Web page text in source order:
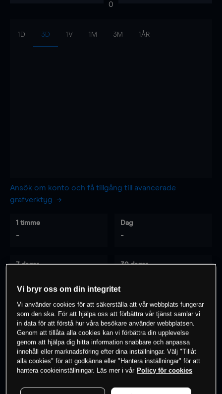
0
1D 3D 1V 1M 3M 1ÅR
Ansök om konto och få tillgång till avancerade
grafverktyg
1 timme
-
Dag
-
7 dagar 30 dagar
0% av kunderna har en position i detta
instrument
Börja handla
Vi bryr oss om din integritet
Vi använder cookies för att säkerställa att vår webbplats fungerar
som den ska. För att hjälpa oss att förbättra vår tjänst samlar vi
in data för att förstå hur våra besökare använder webbplatsen.
Genom att tillåta alla cookies kan vi förbättra din upplevelse
genom att hjälpa dig hitta information snabbare och anpassa
innehåll eller marknadsföring efter dina inställningar. Välj "Tillåt
alla cookies" för att godkänna eller "Hantera inställningar" för att
hantera cookieinställningar. Läs mer i vår Policy för cookies